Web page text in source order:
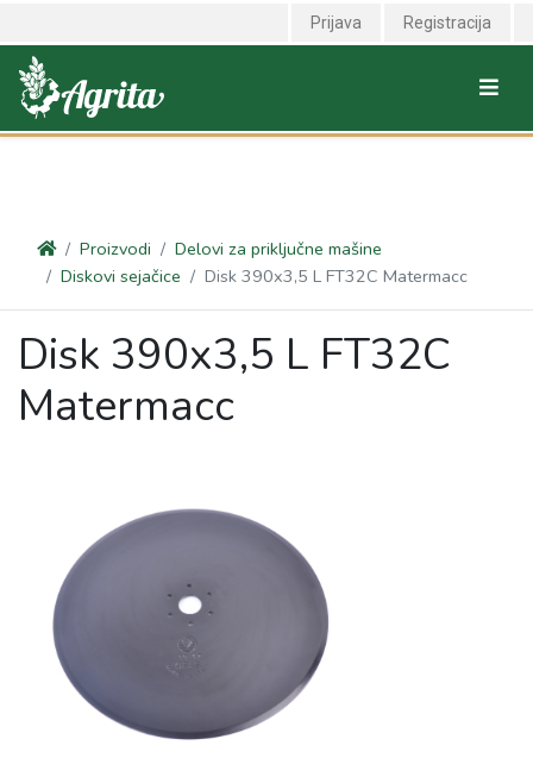
<link rel="canonical" href="https://agrita.rs/proizvodi/delovi-za-
prikljucne-masine/diskovi-sejacice/disk-390x35-l-ft32c-matermacc"
Prijava Registracija
Proizvodi
Delovi za priključne mašine
Diskovi sejačice
Disk 390x3,5 L FT32C Matermacc
Disk 390x3,5 L FT32C
Matermacc